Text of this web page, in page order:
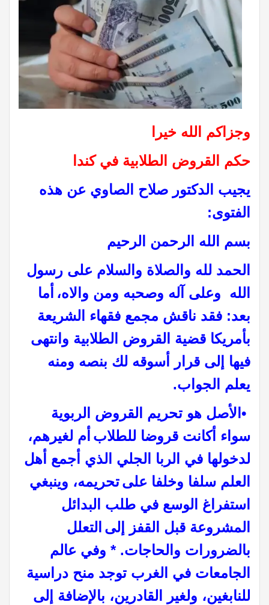
وجزاكم الله خيرا
حكم
القروض الطلابية في كندا
يجيب الدكتور صلاح الصاوي عن هذه
الفتوى:
بسم الله الرحمن الرحيم
الحمد لله والصلاة والسلام على رسول
الله وعلى آله وصحبه ومن والاه، أما
بعد: فقد ناقش مجمع فقهاء الشريعة
بأمريكا قضية القروض الطلابية وانتهى
فيها إلى قرار أسوقه لك بنصه ومنه
يعلم الجواب.
• الأصل هو تحريم القروض الربوية
سواء أكانت قروضا للطلاب أم لغيرهم،
لدخولها في الربا الجلي الذي أجمع أهل
العلم سلفا وخلفا علىتحريمه، وينبغي
استفراغ الوسع في طلب البدائل
المشروعة قبل القفز إلى التعلل
بالضرورات والحاجات. * وفي عالم
الجامعات في الغرب توجد منح دراسية
للنابغين، ولغير القادرين، بالإضافة إلى